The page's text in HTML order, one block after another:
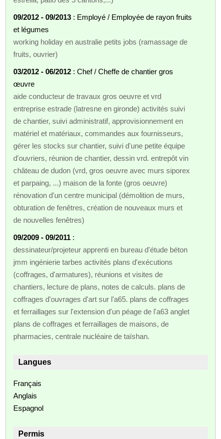
09/2012 - 09/2013 : Employé / Employée de rayon fruits
et légumes
working holiday en australie petits jobs (ramassage de
fruits, ouvrier)
03/2012 - 06/2012 : Chef / Cheffe de chantier gros
œuvre
aide conducteur de travaux gros oeuvre et vrd
entreprise estrade (latresne en gironde) activités suivi
de chantier, suivi administratif, approvisionnement en
matériel et matériaux, commandes aux fournisseurs,
gérer les stocks sur chantier, suivi d'une petite équipe
d'ouvriers, réunion de chantier, dessin vrd. entrepôt vin
château de dudon (vrd, gros oeuvre avec murs siporex
et parpaing, ...) maison de la fonte (gros oeuvre)
rénovation d'un centre municipal (démolition de murs,
obturation de fenêtres, création de nouveaux murs et
de nouvelles fenêtres)
09/2009 - 09/2011 :
dessinateur/projeteur apprenti en bureau d'étude béton
jmm ingénierie tarbes activités plans d'exécutions
(coffrages, d'armatures), réunions et visites de
chantiers, lecture de plans, notes de calculs. plans de
coffrages d'ouvrages d'art sur l'a65. plans de coffrages
et ferraillages sur l'extension d'un péage de l'a63 anglet
plans de coffrages et ferraillages de maisons, de
pharmacies, centrale nucléaire de taïshan.
Langues
Français
Anglais
Espagnol
Permis